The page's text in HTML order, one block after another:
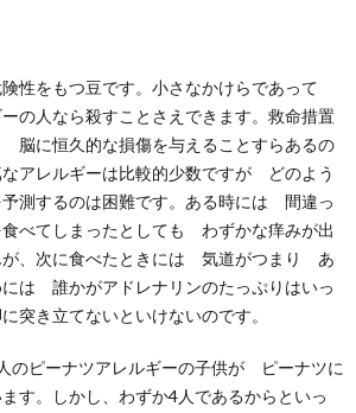
性をもつ豆です。小さなかけらであって
の人なら殺すことさえできます。救命措置
脳に恒久的な損傷を与えることすらあるの
アレルギーは比較的少数ですが どのよう
測するのは困難です。ある時には 間違っ
べてしまったとしても わずかな痒みが出
が、次に食べたときには 気道がつまり あ
は 誰かがアドレナリンのたっぷりはいっ
突き立てないといけないのです。
のピーナツアレルギーの子供が ピーナツに
す。しかし、わずか4人であるからといっ